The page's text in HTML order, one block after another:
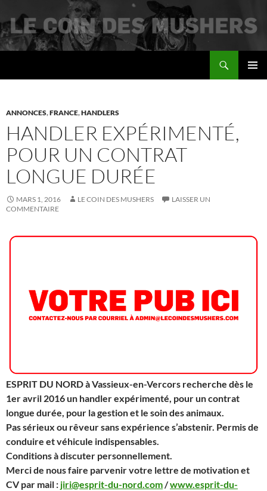
ANNONCES,FRANCE,HANDLERS
HANDLER EXPÉRIMENTÉ,
POUR UN CONTRAT
LONGUE DURÉE
MARS 1, 2016 LE COIN DES MUSHERS
LAISSER UN
COMMENTAIRE
ESPRIT DU NORD à Vassieux-en-Vercors recherche dès le
1er avril 2016 un handler expérimenté, pour un contrat
longue durée, pour la gestion et le soin des animaux.
Pas sérieux ou rêveur sans expérience s’abstenir. Permis de
conduire et véhicule indispensables.
Conditions à discuter personnellement.
Merci de nous faire parvenir votre lettre de motivation et
CV par mail : jiri@esprit-du-nord.com/www.esprit-du-